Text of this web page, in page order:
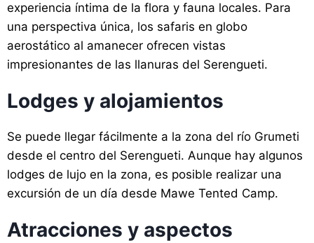
experiencia íntima de la flora y fauna locales. Para
una perspectiva única, los safaris en globo
aerostático al amanecer ofrecen vistas
impresionantes de las llanuras del Serengueti.
Lodges y alojamientos
Se puede llegar fácilmente a la zona del río Grumeti
desde el centro del Serengueti. Aunque hay algunos
lodges de lujo en la zona, es posible realizar una
excursión de un día desde Mawe Tented Camp.
Atracciones y aspectos